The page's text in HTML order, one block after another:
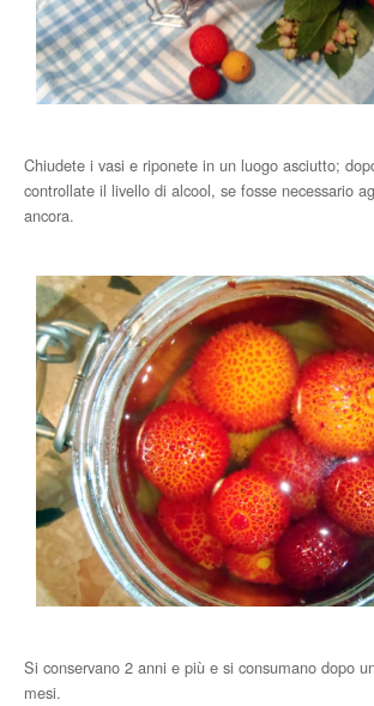
Chiudete i vasi e riponete in un luogo asciutto;
controllate il livello di alcool, se fosse necessario
ancora.
Si conservano 2 anni e più e si consumano dopo
mesi.